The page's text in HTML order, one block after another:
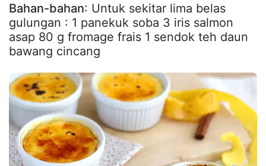
Bahan-bahan: Untuk sekitar lima belas
gulungan : 1 panekuk soba 3 iris salmon
asap 80 g fromage frais 1 sendok teh daun
bawang cincang